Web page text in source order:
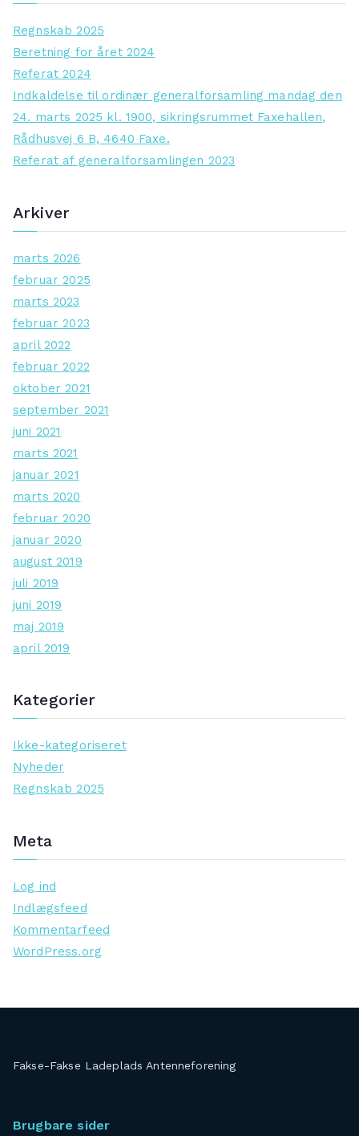
Regnskab 2025
Beretning for året 2024
Referat 2024
Indkaldelse til ordinær generalforsamling mandag den
24. marts 2025 kl. 1900, sikringsrummet Faxehallen,
Rådhusvej 6 B, 4640 Faxe.
Referat af generalforsamlingen 2023
Arkiver
marts 2026
februar 2025
marts 2023
februar 2023
april 2022
februar 2022
oktober 2021
september 2021
juni 2021
marts 2021
januar 2021
marts 2020
februar 2020
januar 2020
august 2019
juli 2019
juni 2019
maj 2019
april 2019
Kategorier
Ikke-kategoriseret
Nyheder
Regnskab 2025
Meta
Log ind
Indlægsfeed
Kommentarfeed
WordPress.org
Fakse-Fakse Ladeplads Antenneforening
Brugbare sider